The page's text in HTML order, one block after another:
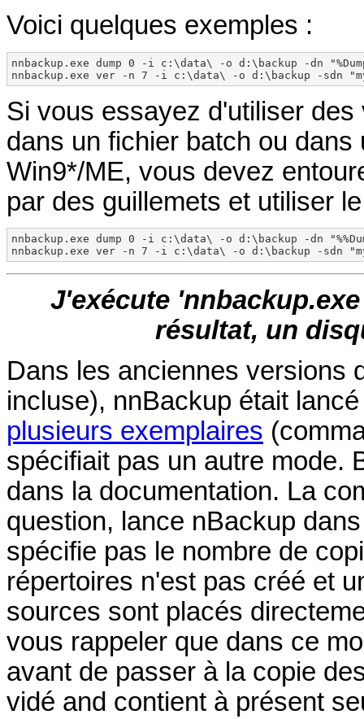
Voici quelques exemples :
nnbackup.exe dump 0 -i c:\data\ -o d:\backup -dn
nnbackup.exe ver -n 7 -i c:\data\ -o d:\backup -sdn
Si vous essayez d'utiliser
dans un fichier batch ou
Win9*/ME, vous devez
par des guillemets et utiliser
nnbackup.exe dump 0 -i c:\data\ -o d:\backup -dn
nnbackup.exe ver -n 7 -i c:\data\ -o d:\backup -sdn
J'exécute
résultat, un
Dans les anciennes versions
incluse), nnBackup était
plusieurs exemplaires
spécifiait pas un autre mode.
dans la documentation. La
question, lance nBackup
spécifie pas le nombre de
répertoires n'est pas créé et
sources sont placés
vous rappeler que dans ce
avant de passer à la copie
vidé and contient à présent